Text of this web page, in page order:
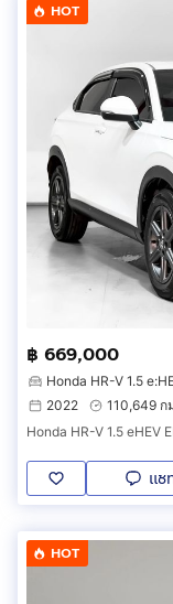
HOT
฿ 669,000
Honda HR-V 1.5
2022
110,649 ก
Honda HR-V 1.5 eHEV
แช
HOT